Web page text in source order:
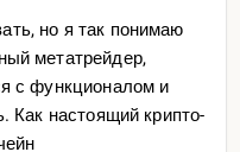
но я так понимаю
метатрейдер,
с функционалом и
Как настоящий крипто-